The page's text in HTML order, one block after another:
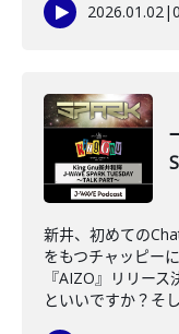
2026.01.02|
新井、初めての
をもつチャッピー
『AIZO』リリー
といいですか？そ